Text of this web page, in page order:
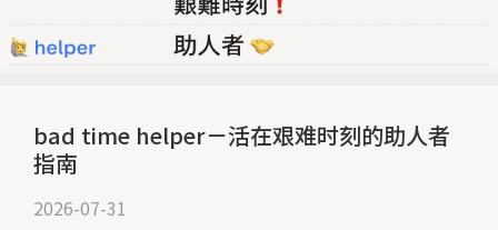
bad time helper－活在艰难时刻的助人者
指南
2026-07-31